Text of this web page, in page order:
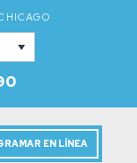
EN LÍNEA